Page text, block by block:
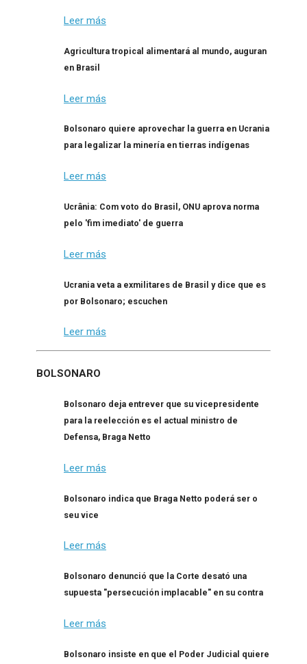
Leer más
Agricultura tropical alimentará al mundo, auguran
en Brasil
Leer más
Bolsonaro quiere aprovechar la guerra en Ucrania
para legalizar la minería en tierras indígenas
Leer más
Ucrânia: Com voto do Brasil, ONU aprova norma
pelo 'fim imediato' de guerra
Leer más
Ucrania veta a exmilitares de Brasil y dice que es
por Bolsonaro; escuchen
Leer más
BOLSONARO
Bolsonaro deja entrever que su vicepresidente
para la reelección es el actual ministro de
Defensa, Braga Netto
Leer más
Bolsonaro indica que Braga Netto poderá ser o
seu vice
Leer más
Bolsonaro denunció que la Corte desató una
supuesta "persecución implacable" en su contra
Leer más
Bolsonaro insiste en que el Poder Judicial quiere